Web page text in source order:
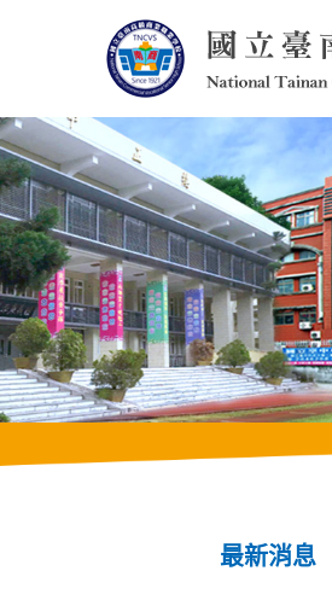
內
容
區
塊
最新消息